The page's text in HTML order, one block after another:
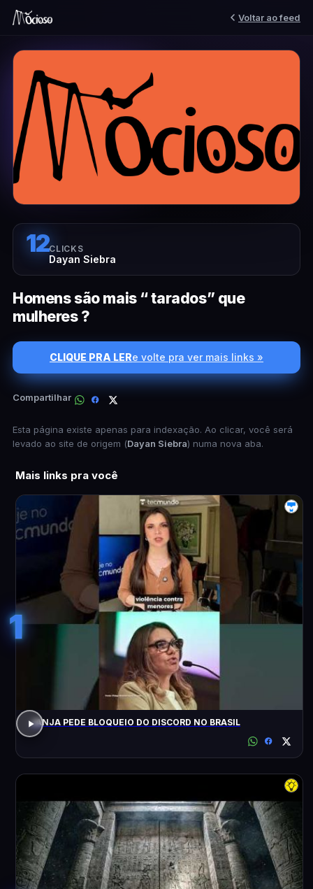
Voltar ao feed
12CLICKS
Dayan Siebra
Homens são mais “ tarados” que
mulheres ?
CLIQUE PRA LERe volte pra ver mais links »
Compartilhar
Esta página existe apenas para indexação. Ao clicar, você será
levado ao site de origem (Dayan Siebra) numa nova aba.
Mais links pra você
1
JANJA PEDE BLOQUEIO DO DISCORD NO BRASIL